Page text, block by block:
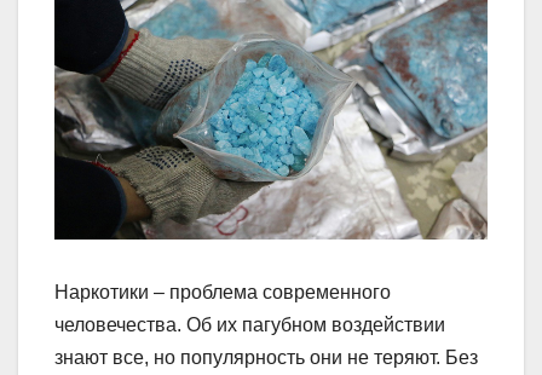
Наркотики – проблема современного
человечества. Об их пагубном воздействии
знают все, но популярность они не теряют. Без